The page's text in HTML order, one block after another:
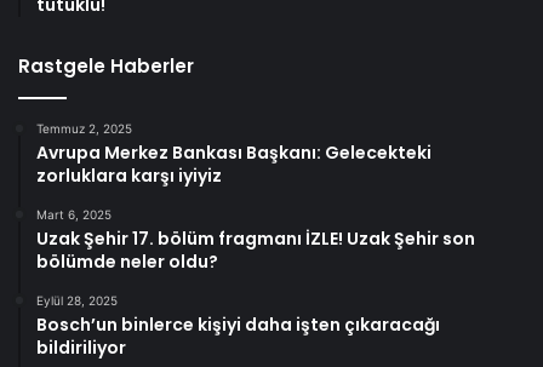
Rastgele Haberler
Temmuz 2, 2025
Avrupa Merkez Bankası Başkanı: Gelecekteki
zorluklara karşı iyiyiz
Mart 6, 2025
Uzak Şehir 17. bölüm fragmanı İZLE! Uzak Şehir son
bölümde neler oldu?
Eylül 28, 2025
Bosch’un binlerce kişiyi daha işten çıkaracağı
bildiriliyor